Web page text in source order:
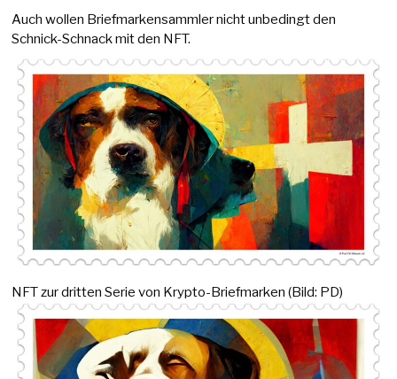
Auch wollen Briefmarkensammler nicht unbedingt den
Schnick-Schnack mit den NFT.
NFT zur dritten Serie von Krypto-Briefmarken (Bild: PD)